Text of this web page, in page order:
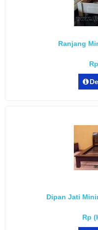
Ranjang
Dipan Jati
Rp